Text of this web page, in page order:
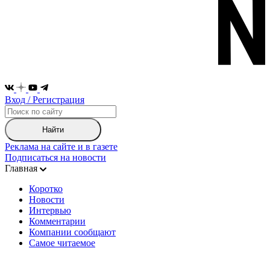
Вход / Регистрация
Найти
Реклама на сайте и в газете
Подписаться на новости
Главная
Коротко
Новости
Интервью
Комментарии
Компании сообщают
Самое читаемое